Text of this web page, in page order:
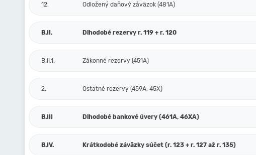
12. Odložený daňový záväzok (481A)
B.II. Dlhodobé rezervy r. 119 + r. 120
B.II.1. Zákonné rezervy (451A)
2. Ostatné rezervy (459A, 45X)
B.III Dlhodobé bankové úvery (461A, 46XA)
B.IV. Krátkodobé záväzky súčet (r. 123 + r. 127 až r. 135)